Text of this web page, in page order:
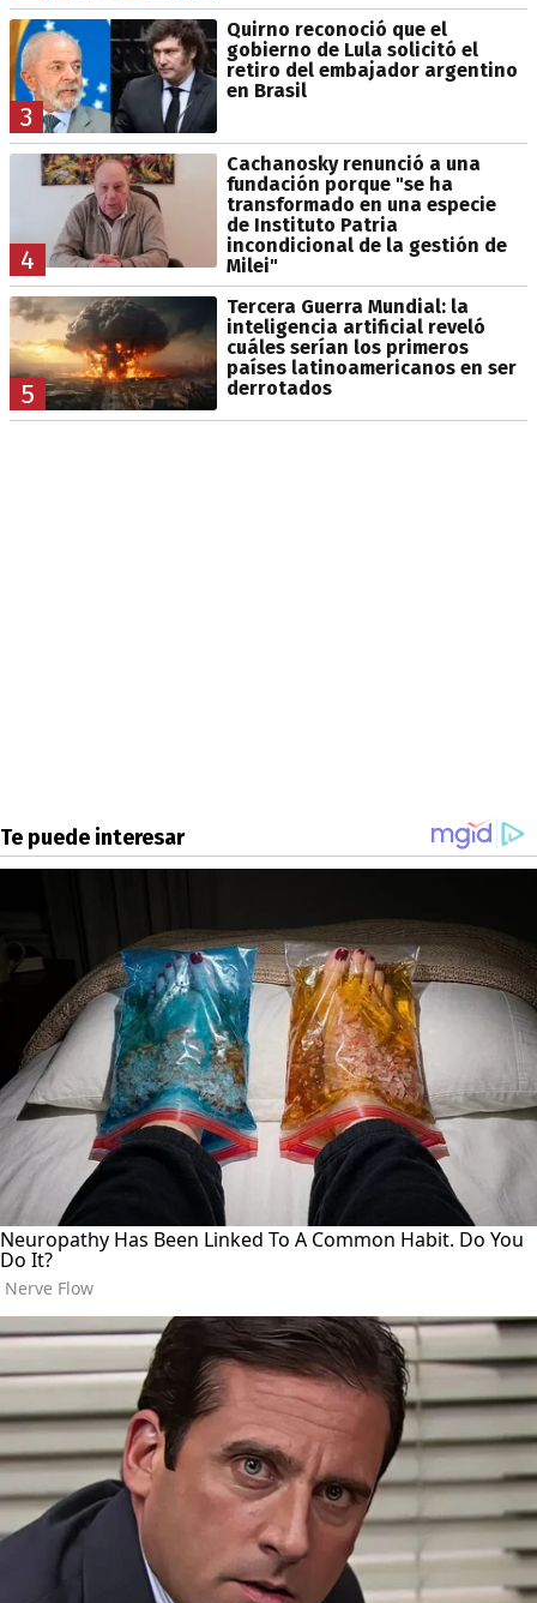
3
Quirno reconoció que el
gobierno de Lula solicitó el
retiro del embajador argentino
en Brasil
4
Cachanosky renunció a una
fundación porque "se ha
transformado en una especie
de Instituto Patria
incondicional de la gestión de
Milei"
5
Tercera Guerra Mundial: la
inteligencia artificial reveló
cuáles serían los primeros
países latinoamericanos en ser
derrotados